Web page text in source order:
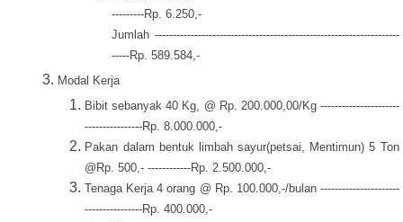
---------Rp. 6.250,-
Jumlah --------------------------------------------------------------------
-----Rp. 589.584,-
Modal Kerja
Bibit sebanyak 40 Kg, @ Rp. 200.000,00/Kg ----------------------
----------------Rp. 8.000.000,-
Pakan dalam bentuk limbah sayur(petsai, Mentimun) 5 Ton
@Rp. 500,- ------------Rp. 2.500.000,-
Tenaga Kerja 4 orang @ Rp. 100.000,-/bulan ----------------------
----------------Rp. 400.000,-